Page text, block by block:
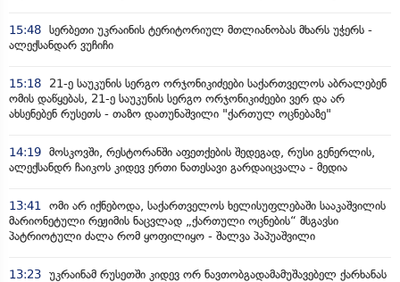
15:48 სერბეთი უკრაინის ტერიტორიულ მთლიანობას მხარს უჭერს -
ალექსანდარ ვუჩიჩი
15:18
21-ე საუკუნის სერგო ორჯონიკიძეები საქართველოს აბრალებენ
ომის დაწყებას, 21-ე საუკუნის სერგო ორჯონიკიძეები ვერ და არ
ახსენებენ რუსეთს - თაზო დათუნაშვილი "ქართულ ოცნებაზე"
14:19 მოსკოვში, რესტორანში აფეთქების შედეგად, რუსი გენერლის,
ალექსანდრ ჩაიკოს კიდევ ერთი ნათესავი გარდაიცვალა - მედია
13:41 ომი არ იქნებოდა, საქართველოს ხელისუფლებაში სააკაშვილის
მარიონეტული რეჟიმის ნაცვლად „ქართული ოცნების“ მსგავსი
პატრიოტული ძალა რომ ყოფილიყო - შალვა პაპუაშვილი
13:23 უკრაინამ რუსეთში კიდევ ორ ნავთობგადამამუშავებელ ქარხანას